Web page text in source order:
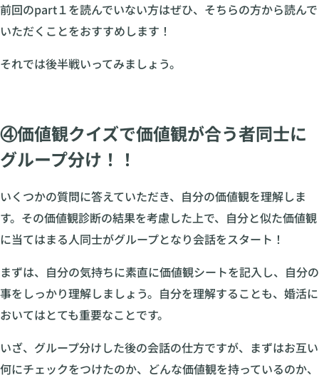
前回のpart１を読んでいない方はぜひ、そちらの方から読んで
いただくことをおすすめします！
それでは後半戦いってみましょう。
④価値観クイズで価値観が合う者同士に
グループ分け！！
いくつかの質問に答えていただき、自分の価値観を理解しま
す。その価値観診断の結果を考慮した上で、自分と似た価値観
に当てはまる人同士がグループとなり会話をスタート！
まずは、自分の気持ちに素直に価値観シートを記入し、自分の
事をしっかり理解しましょう。自分を理解することも、婚活に
おいてはとても重要なことです。
いざ、グループ分けした後の会話の仕方ですが、まずはお互い
何にチェックをつけたのか、どんな価値観を持っているのか、